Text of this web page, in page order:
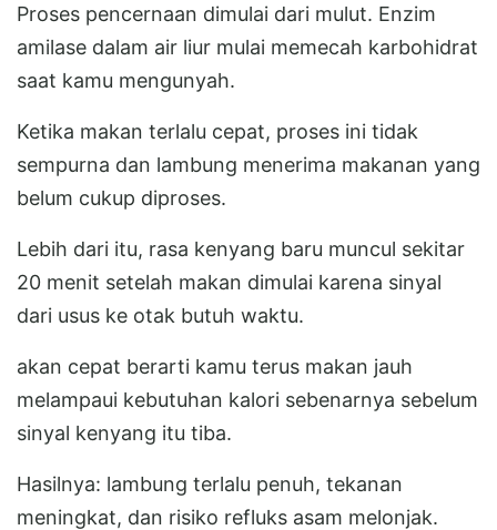
Proses pencernaan dimulai dari mulut. Enzim
amilase dalam air liur mulai memecah karbohidrat
saat kamu mengunyah.
Ketika makan terlalu cepat, proses ini tidak
sempurna dan lambung menerima makanan yang
belum cukup diproses.
Lebih dari itu, rasa kenyang baru muncul sekitar
20 menit setelah makan dimulai karena sinyal
dari usus ke otak butuh waktu.
akan cepat berarti kamu terus makan jauh
melampaui kebutuhan kalori sebenarnya sebelum
sinyal kenyang itu tiba.
Hasilnya: lambung terlalu penuh, tekanan
meningkat, dan risiko refluks asam melonjak.